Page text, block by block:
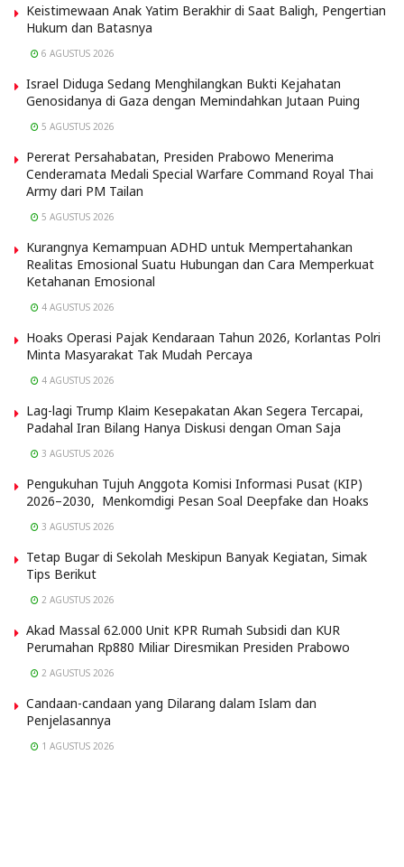
Keistimewaan Anak Yatim Berakhir di Saat Baligh, Pengertian
Hukum dan Batasnya
6 AGUSTUS 2026
Israel Diduga Sedang Menghilangkan Bukti Kejahatan
Genosidanya di Gaza dengan Memindahkan Jutaan Puing
5 AGUSTUS 2026
Pererat Persahabatan, Presiden Prabowo Menerima
Cenderamata Medali Special Warfare Command Royal Thai
Army dari PM Tailan
5 AGUSTUS 2026
Kurangnya Kemampuan ADHD untuk Mempertahankan
Realitas Emosional Suatu Hubungan dan Cara Memperkuat
Ketahanan Emosional
4 AGUSTUS 2026
Hoaks Operasi Pajak Kendaraan Tahun 2026, Korlantas Polri
Minta Masyarakat Tak Mudah Percaya
4 AGUSTUS 2026
Lag-lagi Trump Klaim Kesepakatan Akan Segera Tercapai,
Padahal Iran Bilang Hanya Diskusi dengan Oman Saja
3 AGUSTUS 2026
Pengukuhan Tujuh Anggota Komisi Informasi Pusat (KIP)
2026–2030, Menkomdigi Pesan Soal Deepfake dan Hoaks
3 AGUSTUS 2026
Tetap Bugar di Sekolah Meskipun Banyak Kegiatan, Simak
Tips Berikut
2 AGUSTUS 2026
Akad Massal 62.000 Unit KPR Rumah Subsidi dan KUR
Perumahan Rp880 Miliar Diresmikan Presiden Prabowo
2 AGUSTUS 2026
Candaan-candaan yang Dilarang dalam Islam dan
Penjelasannya
1 AGUSTUS 2026